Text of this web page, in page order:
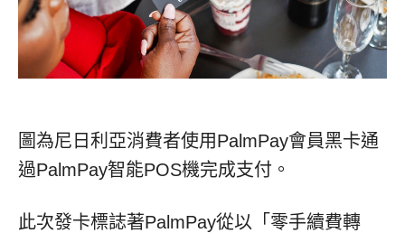
圖為尼日利亞消費者使用PalmPay會員黑卡通
過PalmPay智能POS機完成支付。
此次發卡標誌著PalmPay從以「零手續費轉